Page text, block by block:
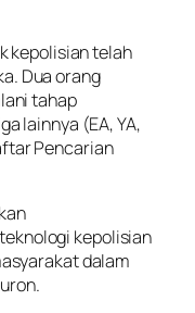
kepolisian telah
Dua orang
tahap
lainnya (EA, YA,
Pencarian
kepolisian
dalam